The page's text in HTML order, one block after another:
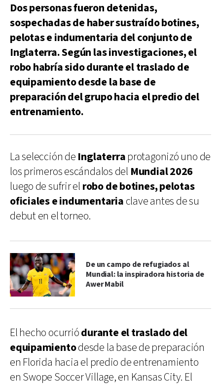
Dos personas fueron detenidas,
sospechadas de haber sustraído botines,
pelotas e indumentaria del conjunto de
Inglaterra. Según las investigaciones, el
robo habría sido durante el traslado de
equipamiento desde la base de
preparación del grupo hacia el predio del
entrenamiento.
La selección de Inglaterraprotagonizó uno de
los primeros escándalos del Mundial 2026
luego de sufrir el robo de botines, pelotas
oficiales e indumentaria clave antes de su
debut en el torneo.
De un campo de refugiados al
Mundial: la inspiradora historia de
Awer Mabil
El hecho ocurriódurante el traslado del
equipamientodesde la base de preparación
en Florida hacia el predio de entrenamiento
en Swope Soccer Village, en Kansas City. El